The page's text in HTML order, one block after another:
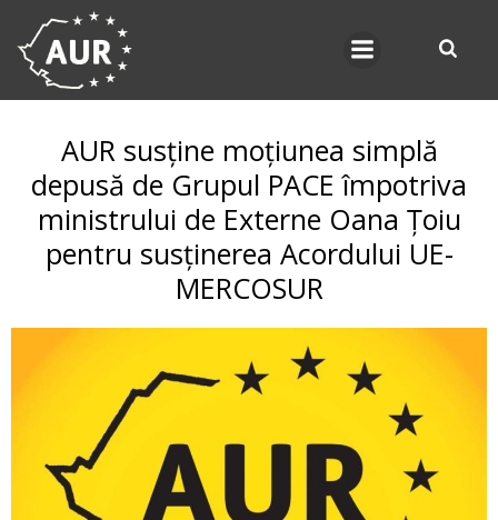
AUR susține moțiunea simplă
depusă de Grupul PACE împotriva
ministrului de Externe Oana Țoiu
pentru susținerea Acordului UE-
MERCOSUR